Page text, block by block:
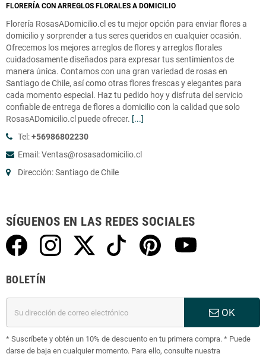
FLORERÍA CON ARREGLOS FLORALES A DOMICILIO
Florería RosasADomicilio.cl es tu mejor opción para enviar flores a
domicilio y sorprender a tus seres queridos en cualquier ocasión.
Ofrecemos los mejores arreglos de flores y arreglos florales
cuidadosamente diseñados para expresar tus sentimientos de
manera única. Contamos con una gran variedad de rosas en
Santiago de Chile, así como otras flores frescas y elegantes para
cada momento especial. Haz tu pedido hoy y disfruta del servicio
confiable de entrega de flores a domicilio con la calidad que solo
RosasADomicilio.cl puede ofrecer. [...]
Tel:+56986802230
Email: Ventas@rosasadomicilio.cl
Dirección: Santiago de Chile
SÍGUENOS EN LAS REDES SOCIALES
BOLETÍN
OK
* Suscríbete y obtén un 10% de descuento en tu primera compra. * Puede
darse de baja en cualquier momento. Para ello, consulte nuestra